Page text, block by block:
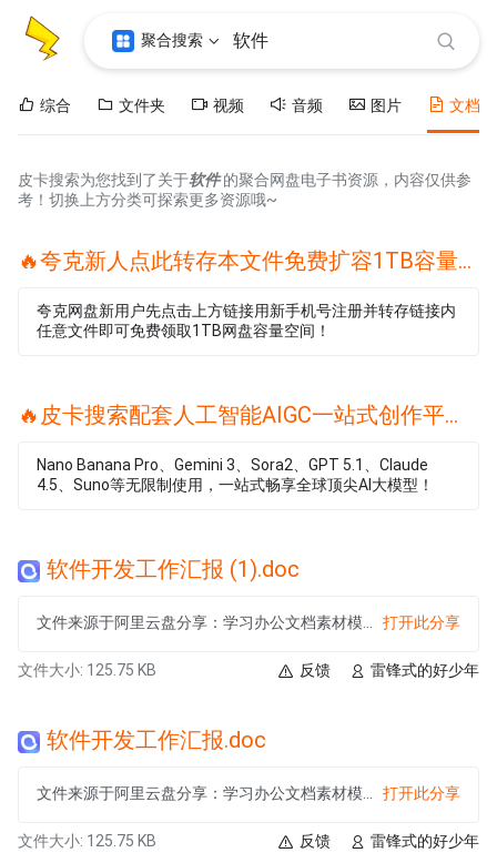
聚合搜索
综合 文件夹 视频 音频 图片 文档
皮卡搜索为您找到了关于软件的聚合网盘电子书资源，内容仅供参
考！切换上方分类可探索更多资源哦~
🔥夸克新人点此转存本文件免费扩容1TB容量🔥
夸克网盘新用户先点击上方链接用新手机号注册并转存链接内
任意文件即可免费领取1TB网盘容量空间！
🔥皮卡搜索配套人工智能AIGC一站式创作平台🔥
Nano Banana Pro、Gemini 3、Sora2、GPT 5.1、Claude
4.5、Suno等无限制使用，一站式畅享全球顶尖AI大模型！
软件开发工作汇报 (1).doc
打开此分享
文件大小: 125.75 KB 雷锋式的好少年
反馈
软件开发工作汇报.doc
打开此分享
文件大小: 125.75 KB 雷锋式的好少年
反馈